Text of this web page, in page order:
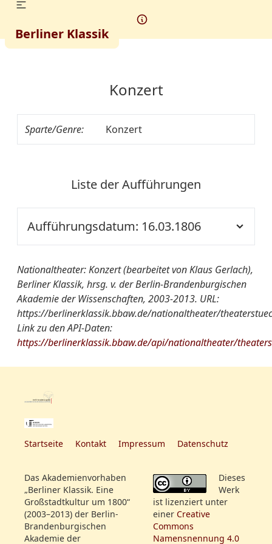
Berliner Klassik
Konzert
Sparte/Genre: Konzert
Liste der Aufführungen
Aufführungsdatum: 16.03.1806
Aufführung::
Nationaltheater
von A-Z:
[Konzert von Bernhard
Romberg]
Quelle: HSZ 1806, Nr. 31
Informationen:
Rollenfeld:
Güte haben mich durch
Gesang zu unterstützen, als
auch Herr Meyer Bär durch
sein vorzügliches Spiel [...]
Bernhard Romberg,
Mitglied der Königl. Kapelle
Nationaltheater: Konzert (bearbeitet von Klaus Gerlach),
Berliner Klassik, hrsg. v. der Berlin-Brandenburgischen
Akademie der Wissenschaften, 2003-2013. URL:
https://berlinerklassik.bbaw.de/nationaltheater/
Link zu den API-Daten:
https://berlinerklassik.bbaw.de/api/nationaltheater/
Startseite Kontakt Impressum Datenschutz
Das Akademienvorhaben
„Berliner Klassik. Eine
Großstadtkultur um 1800“
(2003–2013) der Berlin-
Brandenburgischen
Akademie der
Dieses
Werk
ist lizenziert unter
einer Creative
Commons
Namensnennung 4.0